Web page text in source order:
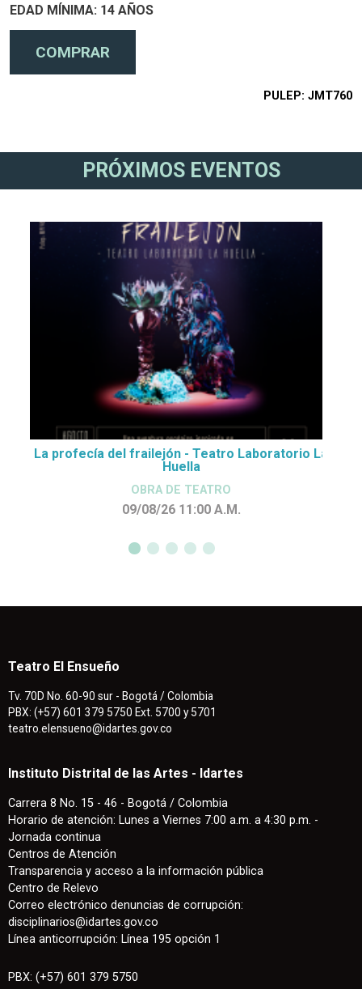
EDAD MÍNIMA 14 AÑOS
PULEP JMT760
PRÓXIMOS EVENTOS
La profecía del frailejón - Teatro Laboratorio La
Huella
OBRA DE TEATRO
09/08/26 11:00 A.M.
Teatro El Ensueño
Tv. 70D No. 60-90 sur - Bogotá / Colombia
PBX: (+57) 601 379 5750 Ext. 5700 y 5701
teatro.elensueno@idartes.gov.co
Instituto Distrital de las Artes - Idartes
Carrera 8 No. 15 - 46 - Bogotá / Colombia
Horario de atención: Lunes a Viernes 7:00 a.m. a 4:30 p.m. -
Jornada continua
Centros de Atención
Transparencia y acceso a la información pública
Centro de Relevo
Correo electrónico denuncias de corrupción:
disciplinarios@idartes.gov.co
Línea anticorrupción: Línea 195 opción 1
PBX: (+57) 601 379 5750